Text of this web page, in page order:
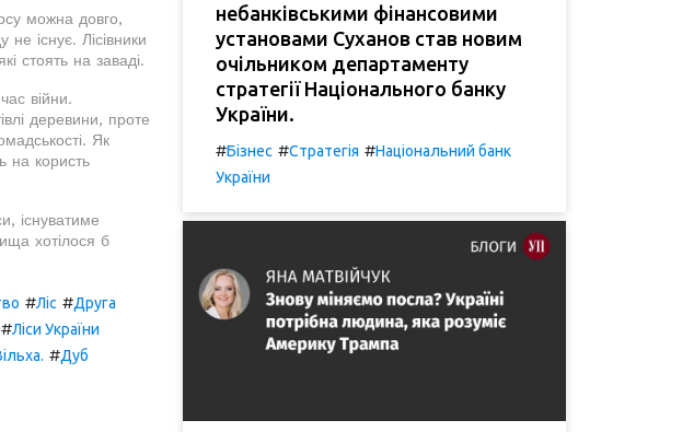
можна довго,
існує. Лісівники
стоять на заваді.
війни.
деревини, проте
Як
на користь
існуватиме
хотілося б
#Ліс #Друга
#Ліси України
#Дуб
небанківськими фінансовими
установами Суханов став новим
очільником департаменту
стратегії Національного банку
України.
#Бізнес #Стратегія #Національний банк
України